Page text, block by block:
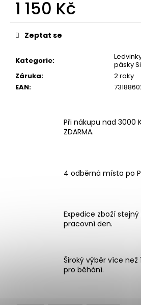
1 150 Kč
cena:
Kategorie:
pásky
Záruka:
2 roky
EAN:
Zeptat se
Při nákupu nad 3000
ZDARMA.
4 odběrná místa po
Expedice zboží
pracovní den.
Široký výběr více než
pro běhání.
Kč